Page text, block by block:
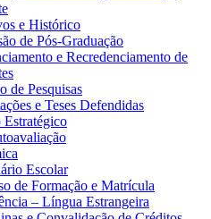
e Histórico
de Pós-Graduação
e Recredenciamento de
de Pesquisas
e Teses Defendidas
Estratégico
Escolar
de Formação e Matrícula
– Língua Estrangeira